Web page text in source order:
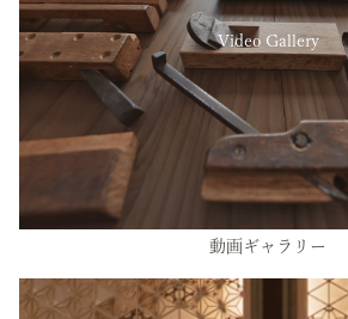
Video Gallery
動画ギャラリー